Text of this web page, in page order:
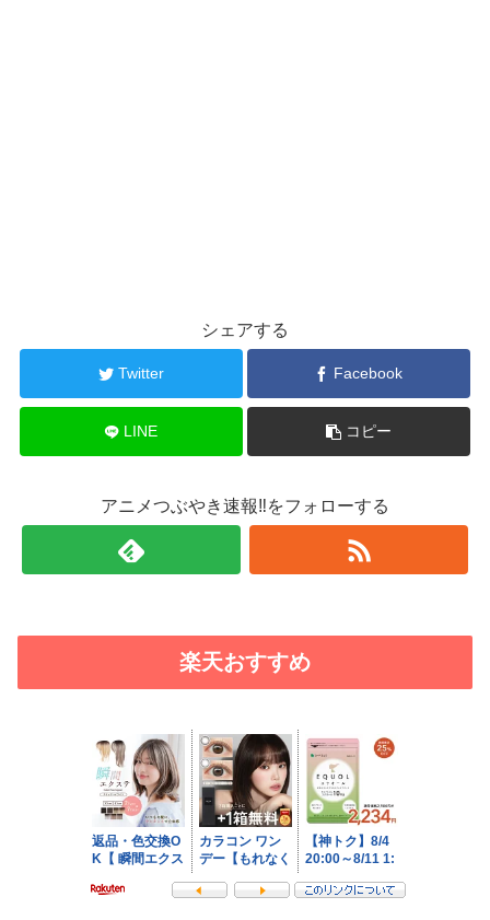
シェアする
Twitter Facebook
LINE コピー
アニメつぶやき速報‼をフォローする
楽天おすすめ